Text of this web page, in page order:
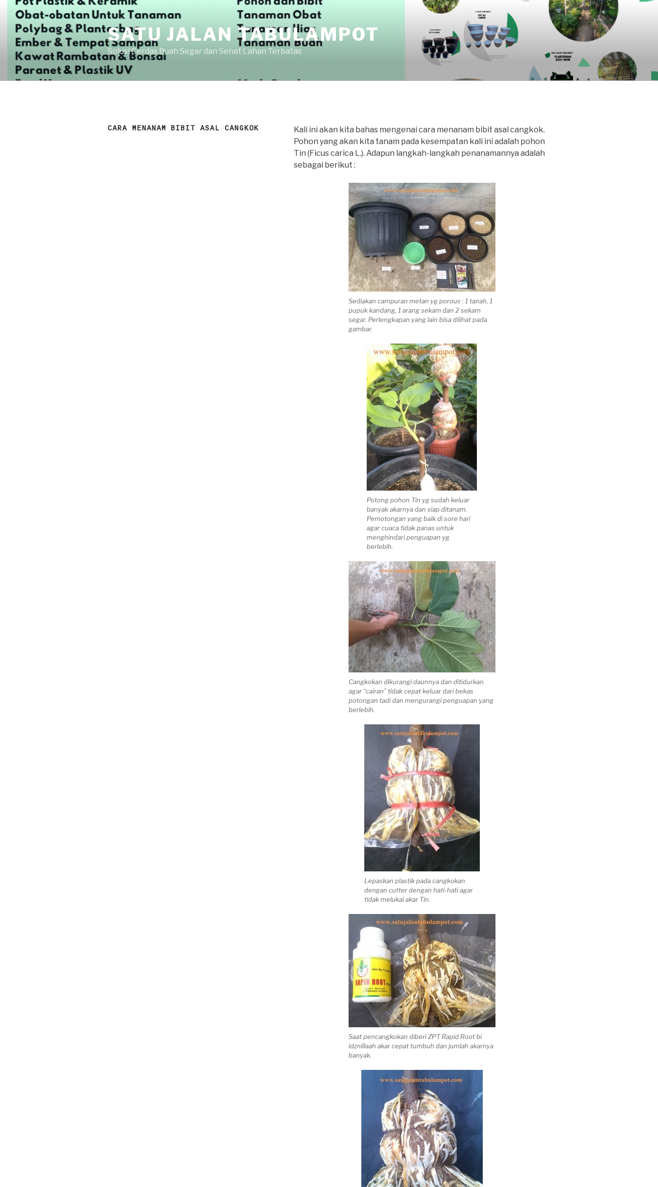
Skip
content
SATU JALAN TABULAMPOT
Solusi Cerdas Buah Segar dan Sehat Lahan Terbatas
CARA MENANAM BIBIT ASAL CANGKOK
Kali ini akan kita bahas mengenai cara menanam bibit asal cangkok.
Pohon yang akan kita tanam pada kesempatan kali ini adalah pohon
Tin (Ficus carica L.). Adapun langkah-langkah penanamannya adalah
sebagai berikut :
Sediakan campuran metan yg porous : 1 tanah, 1
pupuk kandang, 1 arang sekam dan 2 sekam
segar. Perlengkapan yang lain bisa dilihat pada
gambar.
Potong pohon Tin yg sudah keluar
banyak akarnya dan siap ditanam.
Pemotongan yang baik di sore hari
agar cuaca tidak panas untuk
menghindari penguapan yg
berlebih.
Cangkokan dikurangi daunnya dan ditidurkan
agar “cairan” tidak cepat keluar dari bekas
potongan tadi dan mengurangi penguapan yang
berlebih.
Lepaskan plastik pada cangkokan
dengan cutter dengan hati-hati agar
tidak melukai akar Tin.
Saat pencangkokan diberi ZPT Rapid Root bi
idznillaah akar cepat tumbuh dan jumlah akarnya
banyak.